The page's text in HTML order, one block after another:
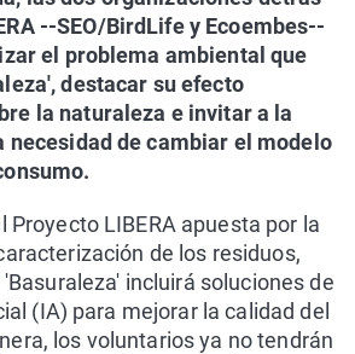
--SEO/BirdLife y Ecoembes--
el problema ambiental que
destacar su efecto
la naturaleza e invitar a la
necesidad de cambiar el modelo
Proyecto LIBERA apuesta por la
de los residuos,
incluirá soluciones de
(IA) para mejorar la calidad del
los voluntarios ya no tendrán